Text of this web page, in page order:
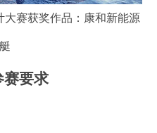
大赛获奖作品：康和新能源
赛要求